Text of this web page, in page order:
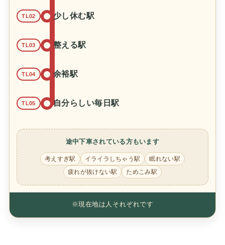
TL02 少し休む駅
TL03 整える駅
TL04 余裕駅
TL05 自分らしい毎日駅
途中下車されている方もいます
考えすぎ駅 イライラしちゃう駅
眠れない駅
疲れが抜けない駅
ためこみ駅
※現在地は人それぞれです